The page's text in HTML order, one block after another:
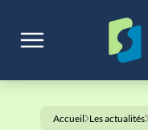
Accueil Les actualités